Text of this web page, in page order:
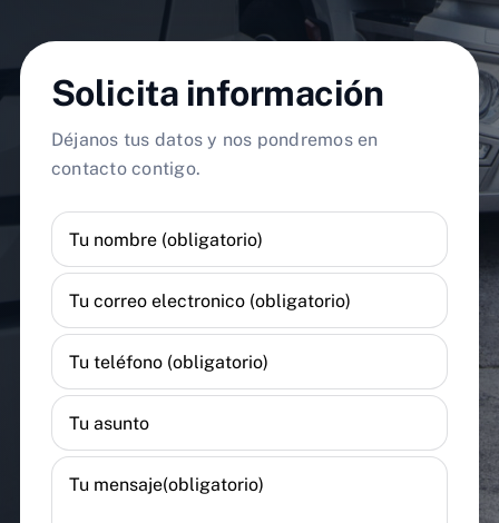
Solicita información
Déjanos tus datos y nos pondremos en
contacto contigo.